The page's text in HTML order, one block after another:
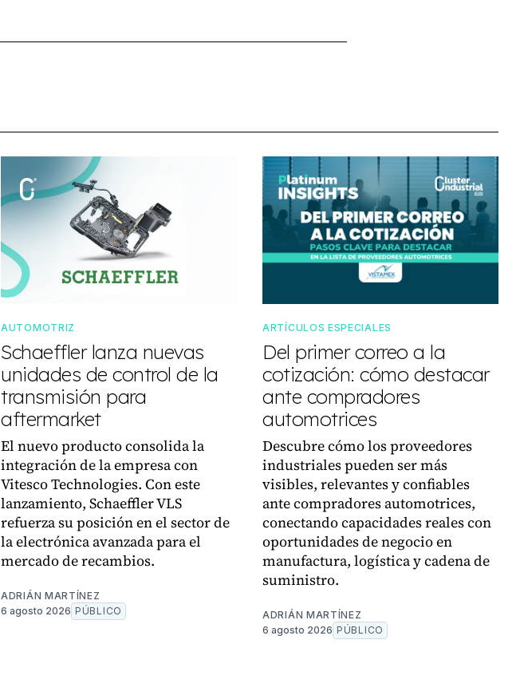
AUTOMOTRIZ
Schaeffler lanza nuevas
unidades de control de la
transmisión para
aftermarket
El nuevo producto consolida la
integración de la empresa con
Vitesco Technologies. Con este
lanzamiento, Schaeffler VLS
refuerza su posición en el sector de
la electrónica avanzada para el
mercado de recambios.
ADRIÁN MARTÍNEZ
6 agosto 2026 PÚBLICO
ARTÍCULOS ESPECIALES
Del primer correo a la
cotización: cómo destacar
ante compradores
automotrices
Descubre cómo los proveedores
industriales pueden ser más
visibles, relevantes y confiables
ante compradores automotrices,
conectando capacidades reales con
oportunidades de negocio en
manufactura, logística y cadena de
suministro.
ADRIÁN MARTÍNEZ
6 agosto 2026 PÚBLICO